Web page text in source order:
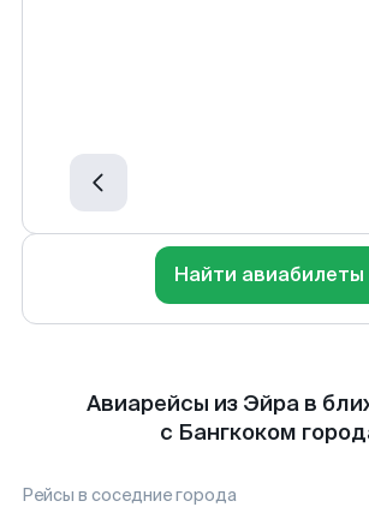
Найти авиабилеты
Авиарейсы из Эйра в
с Бангкоком
Рейсы в соседние города